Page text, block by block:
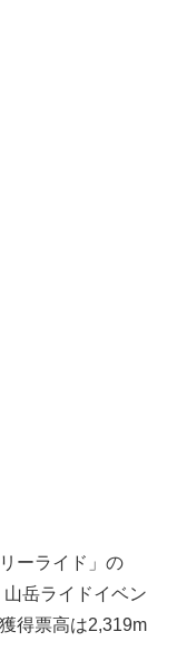
ーライド」の
岳ライドイベン
得票高は2,319m